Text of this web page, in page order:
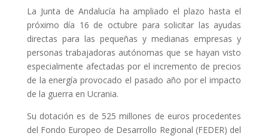
La Junta de Andalucía ha ampliado el plazo hasta el
próximo día 16 de octubre para solicitar las ayudas
directas para las pequeñas y medianas empresas y
personas trabajadoras autónomas que se hayan visto
especialmente afectadas por el incremento de precios
de la energía provocado el pasado año por el impacto
de la guerra en Ucrania.
Su dotación es de 525 millones de euros procedentes
del Fondo Europeo de Desarrollo Regional (FEDER) del